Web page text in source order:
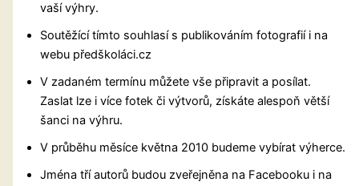
vaší výhry.
Soutěžící tímto souhlasí s publikováním fotografií i na
webu předškoláci.cz
V zadaném termínu můžete vše připravit a posílat.
Zaslat lze i více fotek či výtvorů, získáte alespoň větší
šanci na výhru.
V průběhu měsíce května 2010 budeme vybírat výherce.
Jména tří autorů budou zveřejněna na Facebooku i na